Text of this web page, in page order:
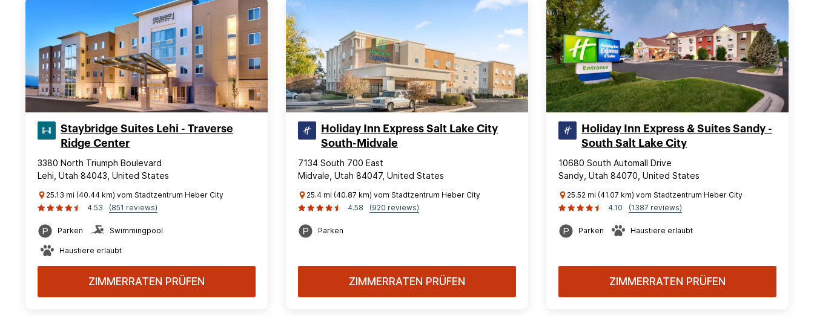
Staybridge Suites Lehi - Traverse
Ridge Center
3380 North Triumph Boulevard
Lehi, Utah 84043, United States
25.13 mi (40.44 km) vom Stadtzentrum Heber City
4.53
(851 reviews)
Parken Swimmingpool
Haustiere erlaubt
ZIMMERRATEN PRÜFEN
Holiday Inn Express Salt Lake City
South-Midvale
7134 South 700 East
Midvale, Utah 84047, United States
25.4 mi (40.87 km) vom Stadtzentrum Heber City
4.58
(920 reviews)
Parken
ZIMMERRATEN PRÜFEN
Holiday Inn Express & Suites Sandy -
South Salt Lake City
10680 South Automall Drive
Sandy, Utah 84070, United States
25.52 mi (41.07 km) vom Stadtzentrum Heber City
4.10
(1387 reviews)
Parken Haustiere erlaubt
ZIMMERRATEN PRÜFEN